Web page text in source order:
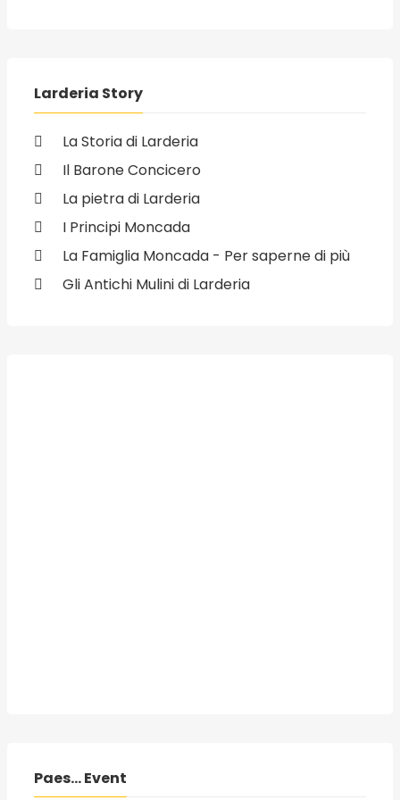
Larderia Story
La Storia di Larderia
Il Barone Concicero
La pietra di Larderia
I Principi Moncada
La Famiglia Moncada - Per saperne di più
Gli Antichi Mulini di Larderia
Paes... Event